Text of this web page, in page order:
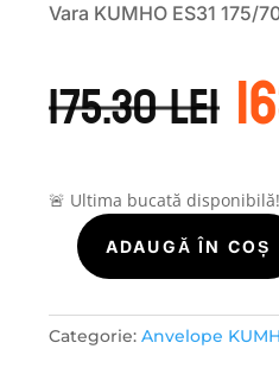
Vara KUMHO ES31 175/
175.30lei a
🚨 Ultima bucată
Cantitate
Kumho
ECOWING
ES31
ADAUGĂ ÎN COȘ
Categorie: Anvelope